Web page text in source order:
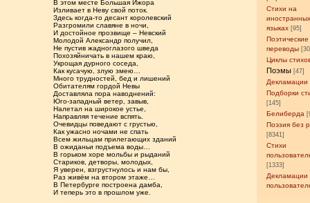
Стихи на
языках [95]
Поэтические
переводы
Циклы
Поэмы [47]
Декламации
Подборки
[145]
Белиберда
Поэзия без
[8341]
Стихи
[1333]
Декламации
В этом месте Большая Ижора
Изливает в Неву свой поток.
Здесь когда-то десант королевский
Разгромили славяне в ночи,
И достойное прозвище – Невский
Молодой Александр получил,
Не пустив жадноглазого шведа
Похозяйничать в нашем краю,
Укрощая дурного соседа,
Как кусачую, злую змею…
Много трудностей, бед и лишений
Обитателям гордой Невы
Доставляла пора наводнений:
Юго-западный ветер, завыв,
Налетал на широкое устье,
Направляя течение вспять.
Очевидцы поведают с грустью,
Как ужасно ночами не спать
Всем жильцам прилегающих зданий
В ожиданьи подъема воды…
В горьком хоре мольбы и рыданий
Стариков, детворы, молодых,
Я уверен, взгрустнулось и нам бы,
Раз живём на втором этаже…
В Петербурге построена дамба,
И теперь это в прошлом уже.